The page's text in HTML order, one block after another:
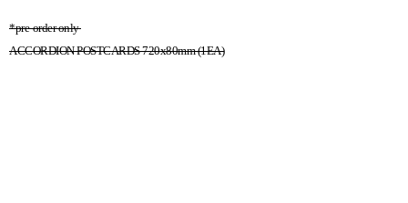
*pre-order only
ACCORDION POSTCARDS 720x80mm (1EA)